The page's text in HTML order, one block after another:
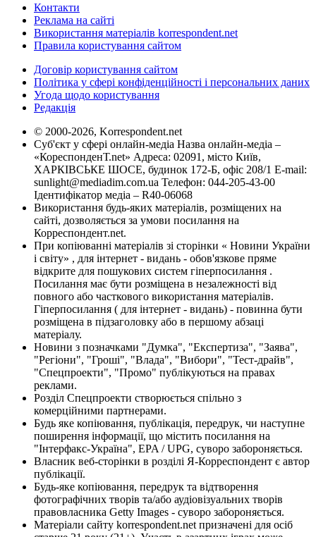
Контакти
Реклама на сайті
Використання матеріалів korrespondent.net
Правила користування сайтом
Договір користування сайтом
Політика у сфері конфіденційності і персональних даних
Угода щодо користування
Редакція
© 2000-2026, Korrespondent.net
Суб'єкт у сфері онлайн-медіа Назва онлайн-медіа –
«КореспонденТ.net» Адреса: 02091, місто Київ,
ХАРКІВСЬКЕ ШОСЕ, будинок 172-Б, офіс 208/1 E-mail:
sunlight@mediadim.com.ua Телефон: 044-205-43-00
Ідентифікатор медіа – R40-06068
Використання будь-яких матеріалів, розміщених на
сайті, дозволяється за умови посилання на
Корреспондент.net.
При копіюванні матеріалів зі сторінки « Новини України
і світу» , для інтернет - видань - обов'язкове пряме
відкрите для пошукових систем гіперпосилання .
Посилання має бути розміщена в незалежності від
повного або часткового використання матеріалів.
Гіперпосилання ( для інтернет - видань) - повинна бути
розміщена в підзаголовку або в першому абзаці
матеріалу.
Новини з позначками "Думка", "Експертиза", "Заява",
"Регіони", "Гроші", "Влада", "Вибори", "Тест-драйв",
"Спецпроекти", "Промо" публікуються на правах
реклами.
Розділ Спецпроекти створюється спільно з
комерційними партнерами.
Будь яке копіювання, публікація, передрук, чи наступне
поширення інформації, що містить посилання на
"Інтерфакс-Україна", EPA / UPG, суворо забороняється.
Власник веб-сторінки в розділі Я-Корреспондент є автор
публікації.
Будь-яке копіювання, передрук та відтворення
фотографічних творів та/або аудіовізуальних творів
правовласника Getty Images - суворо забороняється.
Матеріали сайту korrespondent.net призначені для осіб